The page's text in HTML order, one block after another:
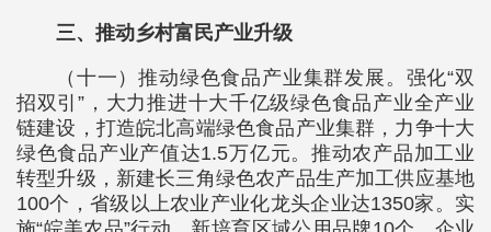
三、推动乡村富民产业升级
（十一）推动绿色食品产业集群发展。强化“双
招双引”，大力推进十大千亿级绿色食品产业全产业
链建设，打造皖北高端绿色食品产业集群，力争十大
绿色食品产业产值达1.5万亿元。推动农产品加工业
转型升级，新建长三角绿色农产品生产加工供应基地
100个，省级以上农业产业化龙头企业达1350家。实